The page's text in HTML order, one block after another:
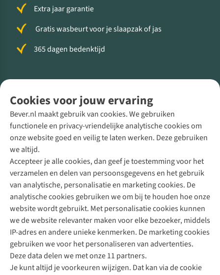
Cookies voor jouw ervaring
Bever.nl maakt gebruik van cookies. We gebruiken
functionele en privacy-vriendelijke analytische cookies om
onze website goed en veilig te laten werken. Deze gebruiken
we altijd.
Accepteer je alle cookies, dan geef je toestemming voor het
verzamelen en delen van persoonsgegevens en het gebruik
van analytische, personalisatie en marketing cookies. De
analytische cookies gebruiken we om bij te houden hoe onze
website wordt gebruikt. Met personalisatie cookies kunnen
we de website relevanter maken voor elke bezoeker, middels
IP-adres en andere unieke kenmerken. De marketing cookies
gebruiken we voor het personaliseren van advertenties.
Deze data delen we met onze 11 partners.
Je kunt altijd je voorkeuren wijzigen. Dat kan via de cookie
Extra jaar garantie
Gratis wasbeurt voor je slaapzak of jas
365 dagen bedenktijd
Direct advies van een Buitenexpert
+31 (0)85 888 50 88
+31 6 12 28 49 80
Contactformulier